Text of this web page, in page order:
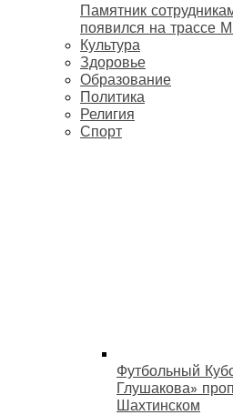
Памятник
появился на трассе
Культура
Здоровье
Образование
Политика
Религия
Спорт
Футбольный
Глушакова»
Шахтинском